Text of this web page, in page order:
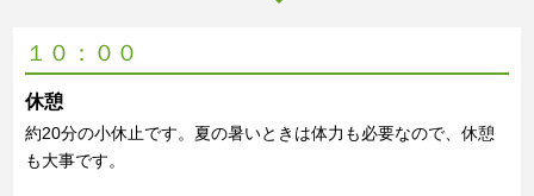
１０：００
休憩
約20分の小休止です。夏の暑いときは体力も必要なので、休憩
も大事です。